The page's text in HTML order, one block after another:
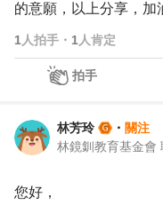
的意願，以上分享，加
1 人拍手 ・ 1 人肯定
拍手
林芳玲 ・ 關注
林鏡釧教育基金會
您好，